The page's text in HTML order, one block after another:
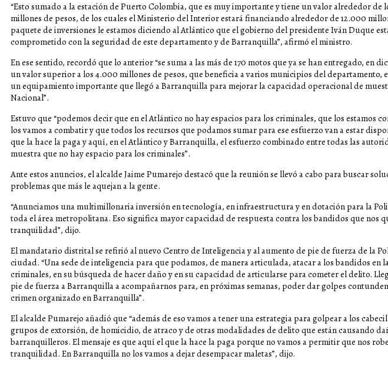
“Esto sumado a la estación de Puerto Colombia, que es muy importante y tiene un valor alrededor de
millones de pesos, de los cuales el Ministerio del Interior estará financiando alrededor de 12.000
paquete de inversiones le estamos diciendo al Atlántico que el gobierno del presidente Iván Duque
comprometido con la seguridad de este departamento y de Barranquilla”, afirmó el ministro.
En ese sentido, recordó que lo anterior “se suma a las más de 170 motos que ya se han entregado, en
un valor superior a los 4.000 millones de pesos, que beneficia a varios municipios del departamento,
un equipamiento importante que llegó a Barranquilla para mejorar la capacidad operacional de
Nacional”.
Estuvo que “podemos decir que en el Atlántico no hay espacios para los criminales, que los estamos
los vamos a combatir y que todos los recursos que podamos sumar para ese esfuerzo van a estar
que la hace la paga y aquí, en el Atlántico y Barranquilla, el esfuerzo combinado entre todas las
muestra que no hay espacio para los criminales”.
Ante estos anuncios, el alcalde Jaime Pumarejo destacó que la reunión se llevó a cabo para buscar
problemas que más le aquejan a la gente.
“Anunciamos una multimillonaria inversión en tecnología, en infraestructura y en dotación para la
toda el área metropolitana. Eso significa mayor capacidad de respuesta contra los bandidos que nos
tranquilidad”, dijo.
El mandatario distrital se refirió al nuevo Centro de Inteligencia y al aumento de pie de fuerza de la
ciudad. “Una sede de inteligencia para que podamos, de manera articulada, atacar a los bandidos en
criminales, en su búsqueda de hacer daño y en su capacidad de articularse para cometer el delito.
pie de fuerza a Barranquilla a acompañarnos para, en próximas semanas, poder dar golpes
crimen organizado en Barranquilla”.
El alcalde Pumarejo añadió que “además de eso vamos a tener una estrategia para golpear a los
grupos de extorsión, de homicidio, de atraco y de otras modalidades de delito que están causando
barranquilleros. El mensaje es que aquí el que la hace la paga porque no vamos a permitir que nos
tranquilidad. En Barranquilla no los vamos a dejar desempacar maletas”, dijo.